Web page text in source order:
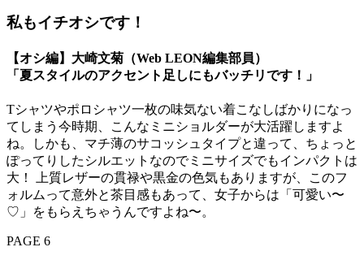
私もイチオシです！
【オシ編】大崎文菊（Web LEON編集部員）
「夏スタイルのアクセント足しにもバッチリです！」
Tシャツやポロシャツ一枚の味気ない着こなしばかりになっ
てしまう今時期、こんなミニショルダーが大活躍しますよ
ね。しかも、マチ薄のサコッシュタイプと違って、ちょっと
ぽってりしたシルエットなのでミニサイズでもインパクトは
大！ 上質レザーの貫禄や黒金の色気もありますが、このフ
ォルムって意外と茶目感もあって、女子からは「可愛い〜
♡」をもらえちゃうんですよね〜。
PAGE 6